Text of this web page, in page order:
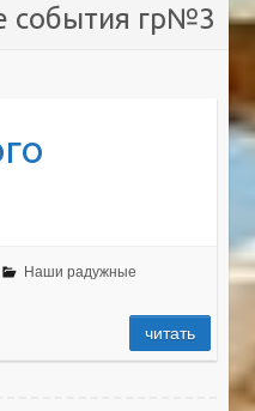
события гр№3
Наши радужные
читать